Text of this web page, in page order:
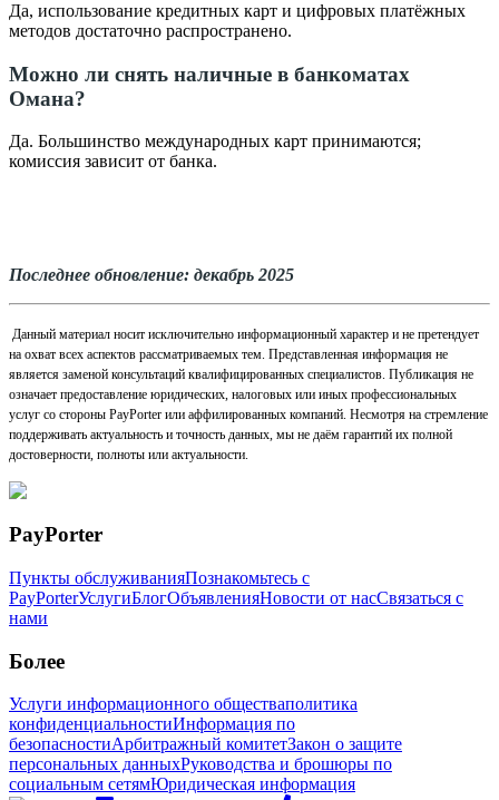
Да, использование кредитных карт и цифровых платёжных
методов достаточно распространено.
Можно ли снять наличные в банкоматах
Омана?
Да. Большинство международных карт принимаются;
комиссия зависит от банка.
Последнее обновление: декабрь 2025
Данный материал носит исключительно информационный характер и не претендует
на охват всех аспектов рассматриваемых тем. Представленная информация не
является заменой консультаций квалифицированных специалистов. Публикация не
означает предоставление юридических, налоговых или иных профессиональных
услуг со стороны PayPorter или аффилированных компаний. Несмотря на стремление
поддерживать актуальность и точность данных, мы не даём гарантий их полной
достоверности, полноты или актуальности.
PayPorter
Пункты обслуживанияПознакомьтесь с
PayPorterУслугиБлогОбъявленияНовости от насСвязаться с
нами
Более
Услуги информационного обществаполитика
конфиденциальностиИнформация по
безопасностиАрбитражный комитетЗакон о защите
персональных данныхРуководства и брошюры по
социальным сетямЮридическая информация